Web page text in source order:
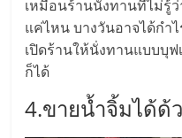
ลงทุน
และ
เหมือนร้านนั่งทานที่ไม่รู้
แค่ไหน บางวันอาจได้กำ
เปิดร้านให้นั่งทานแบบบุฟ
ก็ได้
4.ขายน้ำจิ้มได้ด้